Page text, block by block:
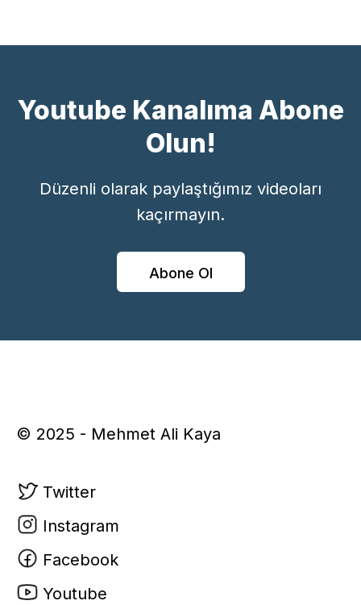
Youtube Kanalıma Abone
Olun!
Düzenli olarak paylaştığımız videoları
kaçırmayın.
Abone Ol
© 2025 - Mehmet Ali Kaya
Twitter
Instagram
Facebook
Youtube